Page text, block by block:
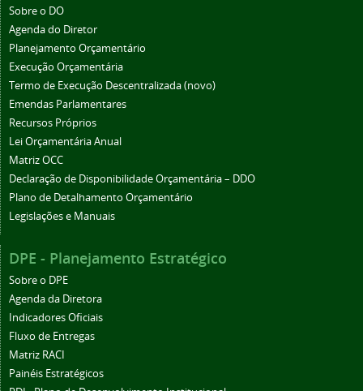
Sobre o DO
Agenda do Diretor
Planejamento Orçamentário
Execução Orçamentária
Termo de Execução Descentralizada (novo)
Emendas Parlamentares
Recursos Próprios
Lei Orçamentária Anual
Matriz OCC
Declaração de Disponibilidade Orçamentária – DDO
Plano de Detalhamento Orçamentário
Legislações e Manuais
DPE - Planejamento Estratégico
Sobre o DPE
Agenda da Diretora
Indicadores Oficiais
Fluxo de Entregas
Matriz RACI
Painéis Estratégicos